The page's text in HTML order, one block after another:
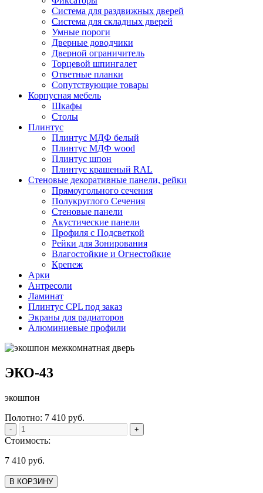
Система для раздвижных дверей
Система для складных дверей
Умные пороги
Дверные доводчики
Дверной ограничитель
Торцевой шпингалет
Ответные планки
Сопутствующие товары
Корпусная мебель
Шкафы
Столы
Плинтус
Плинтус МДФ белый
Плинтус МДФ wood
Плинтус шпон
Плинтус крашеный RAL
Стеновые декоративные панели, рейки
Прямоугольного сечения
Полукруглого Сечения
Стеновые панели
Акустические панели
Профиля с Подсветкой
Рейки для Зонирования
Влагостойкие и Огнестойкие
Крепеж
Арки
Антресоли
Ламинат
Плинтус CPL под заказ
Экраны для радиаторов
Алюминиевые профили
ЭКО-43
экошпон
Полотно: 7 410 руб.
- +
Стоимость:
7 410 руб.
В КОРЗИНУ